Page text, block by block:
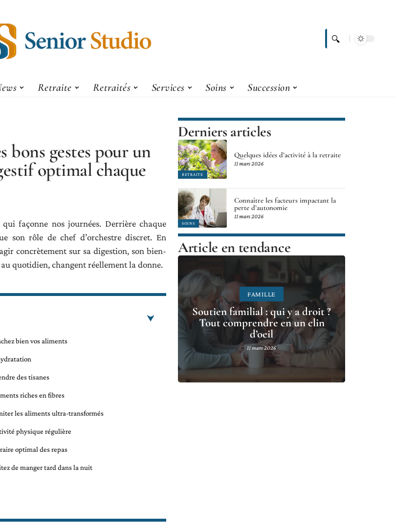
Retraite Retraités Services Soins Succession
bons gestes pour un
optimal chaque
façonne nos journées. Derrière chaque
son rôle de chef d’orchestre discret. En
concrètement sur sa digestion, son bien-
au quotidien, changent réellement la donne.
bien vos aliments
des tisanes
riches en fibres
les aliments ultra-transformés
physique régulière
optimal des repas
de manger tard dans la nuit
Derniers articles
RETRAITE
Quelques idées d’activité à la retraite
11 mars 2026
SOINS
Connaître les facteurs impactant la
perte d’autonomie
11 mars 2026
Article en tendance
FAMILLE
Soutien familial : qui y a droit ?
Tout comprendre en un clin
d’oeil
11 mars 2026